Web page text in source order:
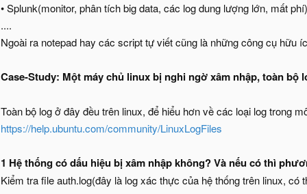
• Splunk(monitor, phân tích big data, các log dung lượng lớn, mất phí)
....
Ngoài ra notepad hay các script tự viết cũng là những công cụ hữu
Case-Study: Một máy chủ linux bị nghi ngờ xâm nhập, toàn bộ
Toàn bộ log ở đây đều trên linux, để hiểu hơn về các loại log trong
https://help.ubuntu.com/community/LinuxLogFiles
1 Hệ thống có dấu hiệu bị xâm nhập không? Và nếu có thì
Kiểm tra file auth.log(đây là log xác thực của hệ thống trên linux,